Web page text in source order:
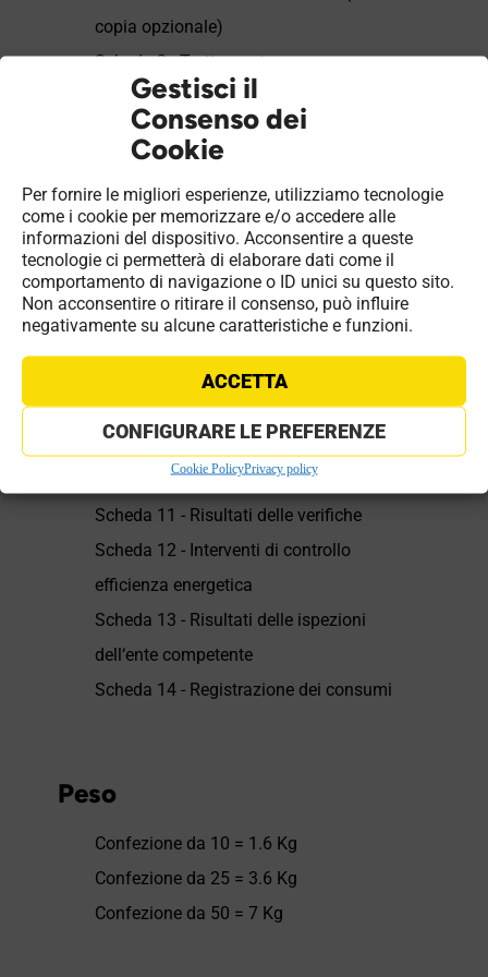
Gestisci il
Consenso dei
Cookie
Per fornire le migliori esperienze, utilizziamo tecnologie
come i cookie per memorizzare e/o accedere alle
informazioni del dispositivo. Acconsentire a queste
tecnologie ci permetterà di elaborare dati come il
comportamento di navigazione o ID unici su questo sito.
Non acconsentire o ritirare il consenso, può influire
negativamente su alcune caratteristiche e funzioni.
ACCETTA
CONFIGURARE LE PREFERENZE
Cookie PolicyPrivacy policy
copia opzionale)
Scheda 2 - Trattamento acqua
Scheda 3 - Nomina Terzo
Responsabile
Scheda 4 - Generatori
Scheda 5 - Sistemi di regolazione e
contabilizzazione
Scheda 6 - Sistemi di distribuzione
Scheda 7 - Sistema di emissione
Scheda 9 - Altri componenti
dell‘impianto
Scheda 10 - Impianto di ventilazione
meccanica controllata
Scheda 11 - Risultati delle verifiche
Scheda 12 - Interventi di controllo
efficienza energetica
Scheda 13 - Risultati delle ispezioni
dell‘ente competente
Scheda 14 - Registrazione dei consumi
Peso
Confezione da 10 = 1.6 Kg
Confezione da 25 = 3.6 Kg
Confezione da 50 = 7 Kg